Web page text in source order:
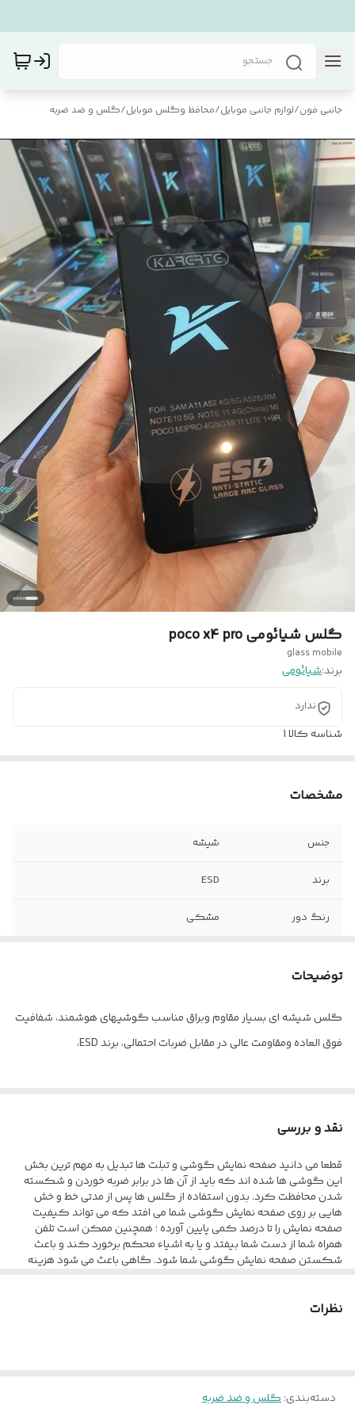
جانبی فون/لوازم جانبی موبایل/محافظ و‌گلس موبایل/گلس و ضد ضربه
گلس شیائومی poco x4 pro
glass mobile
برند:شیائومی
ندارد
شناسه کالا1
مشخصات
جنس شیشه
برند ESD
رنگ دور مشکی
توضیحات
گلس شیشه ای بسیار مقاوم وبراق مناسب گوشیهای هوشمند، شفافیت
فوق العاده ومقاومت عالی در مقابل ضربات احتمالی، برند ESD،
نقد و بررسی
قطعا می دانید صفحه نمایش گوشی و تبلت ها تبدیل به مهم ترین بخش
این گوشی ها شده اند که باید از آن ها در برابر ضربه خوردن و شکسته
شدن محافظت کرد. بدون استفاده از گلس ها پس از مدتی خط و خش
هایی بر روی صفحه نمایش گوشی شما می افتد که می تواند کیفیت
صفحه نمایش را تا درصد کمی پایین آورده ؛ همچنین ممکن است تلفن
همراه شما از دست شما بیفتد و یا به اشیاء محکم برخورد کند و باعث
شکستن صفحه نمایش گوشی شما شود. گاهی باعث می شود هزینه
طور کامل صفحه نمایش گوشی شما را می پوشاند و در برابر آسیب ها
به همین خاطر به خوبی روی صفحه نمایش شما قرار می گیرد و آن را می
نظرات
دسته‌بندی:گلس و ضد ضربه